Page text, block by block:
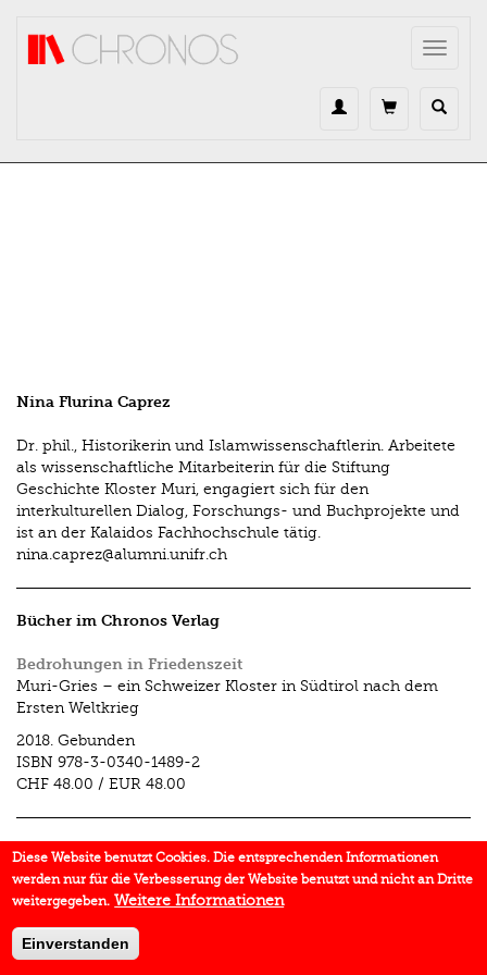
Toggle
Nina Flurina Caprez
Dr. phil., Historikerin und Islamwissenschaftlerin. Arbeitete
als wissenschaftliche Mitarbeiterin für die Stiftung
Geschichte Kloster Muri, engagiert sich für den
interkulturellen Dialog, Forschungs- und Buchprojekte und
ist an der Kalaidos Fachhochschule tätig.
nina.caprez@alumni.unifr.ch
Bücher im Chronos Verlag
Bedrohungen in Friedenszeit
Muri-Gries – ein Schweizer Kloster in Südtirol nach dem
Ersten Weltkrieg
2018. Gebunden
ISBN 978-3-0340-1489-2
CHF 48.00 / EUR 48.00
Aufsätze im Chronos Verlag
Ein Klosterbetrieb in Zeiten des Wandels
Diese Website benutzt Cookies. Die entsprechenden Informationen
werden nur für die Verbesserung der Website benutzt und nicht an Dritte
weitergegeben. Weitere Informationen
Einverstanden